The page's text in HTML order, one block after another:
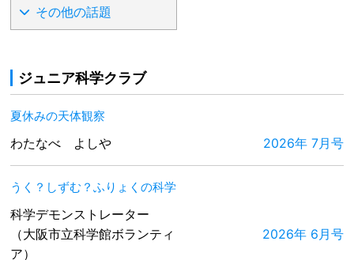
その他の話題
ジュニア科学クラブ
夏休みの天体観察
わたなべ よしや 2026年 7月号
うく？しずむ？ふりょくの科学
科学デモンストレーター
（大阪市立科学館ボランティ
ア）
2026年 6月号